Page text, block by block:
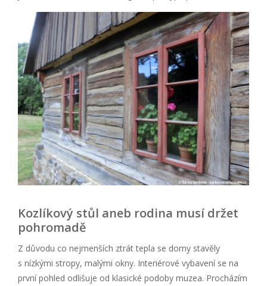
Kozlíkový stůl aneb rodina musí držet
pohromadě
Z důvodu co nejmenších ztrát tepla se domy stavěly
s nízkými stropy, malými okny. Interiérové vybavení se na
první pohled odlišuje od klasické podoby muzea. Procházím